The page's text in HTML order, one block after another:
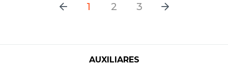
1 2 3
AUXILIARES